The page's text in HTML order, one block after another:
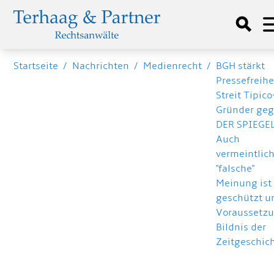
Startseite / Nachrichten / Medienrecht / BGH stärkt
Streit
Gründer
DER
Auch
"falsche"
Meinung ist
geschützt
Bildnis der